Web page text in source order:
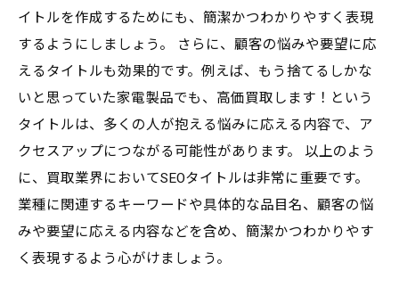
イトルを作成するためにも、簡潔かつわかりやすく表現
するようにしましょう。 さらに、顧客の悩みや要望に応
えるタイトルも効果的です。例えば、もう捨てるしかな
いと思っていた家電製品でも、高価買取します！という
タイトルは、多くの人が抱える悩みに応える内容で、ア
クセスアップにつながる可能性があります。 以上のよう
に、買取業界においてSEOタイトルは非常に重要です。
業種に関連するキーワードや具体的な品目名、顧客の悩
みや要望に応える内容などを含め、簡潔かつわかりやす
く表現するよう心がけましょう。